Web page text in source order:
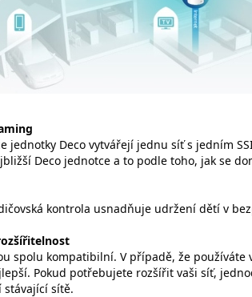
jednotky Deco vytvářejí jednu síť s jedním
Deco jednotce a to podle toho, jak se
kontrola usnadňuje udržení dětí v
spolu kompatibilní. V případě, že
Pokud potřebujete rozšířit vaši síť,
sítě.